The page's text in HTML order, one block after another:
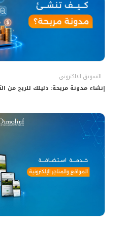
التسويق الالكترونى
إنشاء مدونة مربحة: دليلك للربح من